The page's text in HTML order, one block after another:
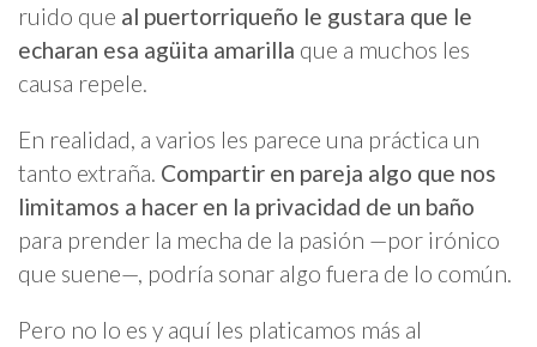
ruido que al puertorriqueño le gustara que le
echaran esa agüita amarilla que a muchos les
causa repele.
En realidad, a varios les parece una práctica un
tanto extraña. Compartir en pareja algo que nos
limitamos a hacer en la privacidad de un baño
para prender la mecha de la pasión —por irónico
que suene—, podría sonar algo fuera de lo común.
Pero no lo es y aquí les platicamos más al